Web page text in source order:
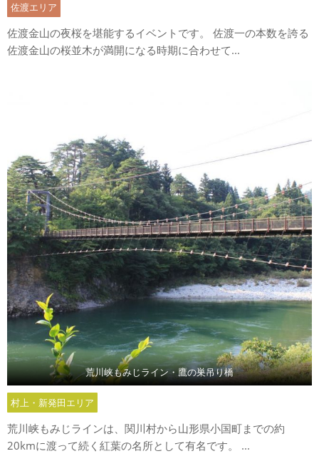
佐渡エリア
佐渡金山の夜桜を堪能するイベントです。 佐渡一の本数を誇る
佐渡金山の桜並木が満開になる時期に合わせて...
荒川峡もみじライン・鷹の巣吊り橋
村上・新発田エリア
荒川峡もみじラインは、関川村から山形県小国町までの約
20kmに渡って続く紅葉の名所として有名です。 ...